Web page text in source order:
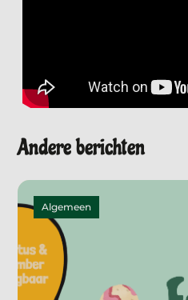
Andere berichten
Algemeen